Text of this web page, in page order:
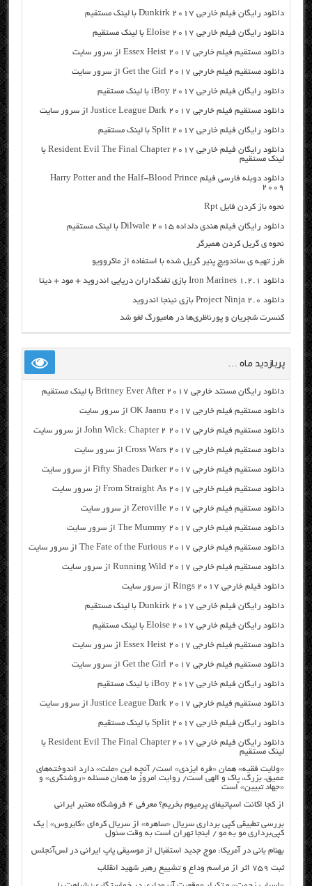
دانلود رایگان فیلم خارجی Dunkirk 2017 با لینک مستقیم
دانلود رایگان فیلم خارجی Eloise 2017 با لینک مستقیم
دانلود مستقیم فیلم خارجی Essex Heist 2017 از سرور سایت
دانلود مستقیم فیلم خارجی Get the Girl 2017 از سرور سایت
دانلود رایگان فیلم خارجی iBoy 2017 با لینک مستقیم
دانلود مستقیم فیلم خارجی Justice League Dark 2017 از سرور سایت
دانلود رایگان فیلم خارجی Split 2017 با لینک مستقیم
دانلود رایگان فیلم خارجی Resident Evil The Final Chapter 2017 با
لینک مستقیم
دانلود دوبله فارسی فیلم Harry Potter and the Half-Blood Prince
2009
نحوه باز کردن فایل Rpt
دانلود رایگان فیلم هندی دلداده Dilwale 2015 با لینک مستقیم
نحوه ي گریل کردن همبرگر
طرز تهیه ی ساندویچ پنیر گریل شده با استفاده از ماکروویو
دانلود Iron Marines 1.2.1 بازی تفنگداران دریایی اندروید + مود + دیتا
دانلود Project Ninja 2.0 بازی نینجا اندروید
کنسرت شجریان و پورناظری‌ها در هامبورگ لغو شد
پربازدید ماه …
دانلود رایگان مسنتد خارجی Britney Ever After 2017 با لینک مستقیم
دانلود مستقیم فیلم خارجی OK Jaanu 2017 از سرور سایت
دانلود مستقیم فیلم خارجی John Wick: Chapter 2 2017 از سرور سایت
دانلود مستقیم فیلم خارجی Cross Wars 2017 از سرور سایت
دانلود مستقیم فیلم خارجی Fifty Shades Darker 2017 از سرور سایت
دانلود مستقیم فیلم خارجی From Straight As 2017 از سرور سایت
دانلود مستقیم فیلم خارجی Zeroville 2017 از سرور سایت
دانلود مستقیم فیلم خارجی The Mummy 2017 از سرور سایت
دانلود مستقیم فیلم خارجی The Fate of the Furious 2017 از سرور سایت
دانلود مستقیم فیلم خارجی Running Wild 2017 از سرور سایت
دانلود فیلم خارجی Rings 2017 از سرور سایت
دانلود رایگان فیلم خارجی Dunkirk 2017 با لینک مستقیم
دانلود رایگان فیلم خارجی Eloise 2017 با لینک مستقیم
دانلود مستقیم فیلم خارجی Essex Heist 2017 از سرور سایت
دانلود مستقیم فیلم خارجی Get the Girl 2017 از سرور سایت
دانلود رایگان فیلم خارجی iBoy 2017 با لینک مستقیم
دانلود مستقیم فیلم خارجی Justice League Dark 2017 از سرور سایت
دانلود رایگان فیلم خارجی Split 2017 با لینک مستقیم
دانلود رایگان فیلم خارجی Resident Evil The Final Chapter 2017 با
لینک مستقیم
«ولایت فقیه» همان «فره ایزدی» است/ آنچه این «ملت» دارد اندوخته‌های
عمیق، بزرگ، پاک و الهی است/ روایت امروز ما همان مسئله «روشنگری» و
«جهاد تبیین» است
از کجا اکانت اسپاتیفای پرمیوم بخریم؟ معرفی ۴ فروشگاه معتبر ایرانی
بررسی تطبیقی کپی برداری سریال «ساهره» از سریال کره‌ای «کایروس» | یک
کپی‌برداری مو به مو / اینجا تهران است به وقت سئول
بهنام بانی در آمریکا: موج جدید استقبال از موسیقی پاپ ایرانی در لس‌آنجلس
ثبت ۷۵۹ اثر از مراسم وداع و تشییع رهبر شهید انقلاب